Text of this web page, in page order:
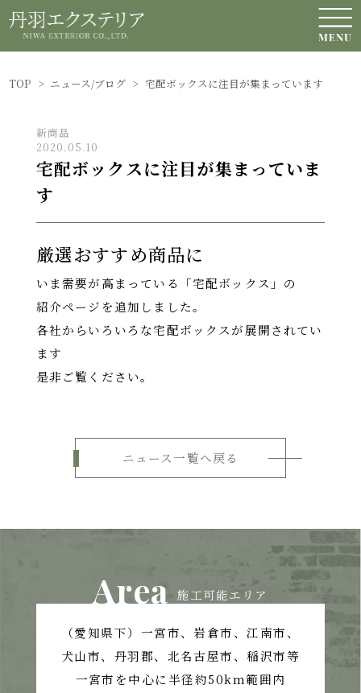
NEWS / BLOG
TOP > ニュース/ブログ > 宅配ボックスに注目が集まっています
新商品
2020.05.10
宅配ボックスに注目が集まっていま
す
厳選おすすめ商品に
いま需要が高まっている「宅配ボックス」の
紹介ページを追加しました。
各社からいろいろな宅配ボックスが展開されてい
ます
是非ご覧ください。
ニュース一覧へ戻る
Area 施工可能エリア
（愛知県下）一宮市、岩倉市、江南市、
犬山市、丹羽郡、北名古屋市、稲沢市等
一宮市を中心に半径約50km範囲内